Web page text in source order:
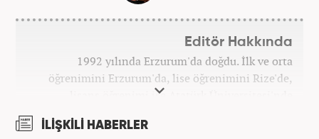
Editör Hakkında
1992 yılında Erzurum'da doğdu. İlk ve orta
öğrenimini Erzurum'da, lise öğrenimini Rize'de,
lisans öğrenimi ise Atatürk Üniversitesi'nde
Üniversitesi'nde yüksek lisans öğrenimine devam
İLİŞKİLİ HABERLER